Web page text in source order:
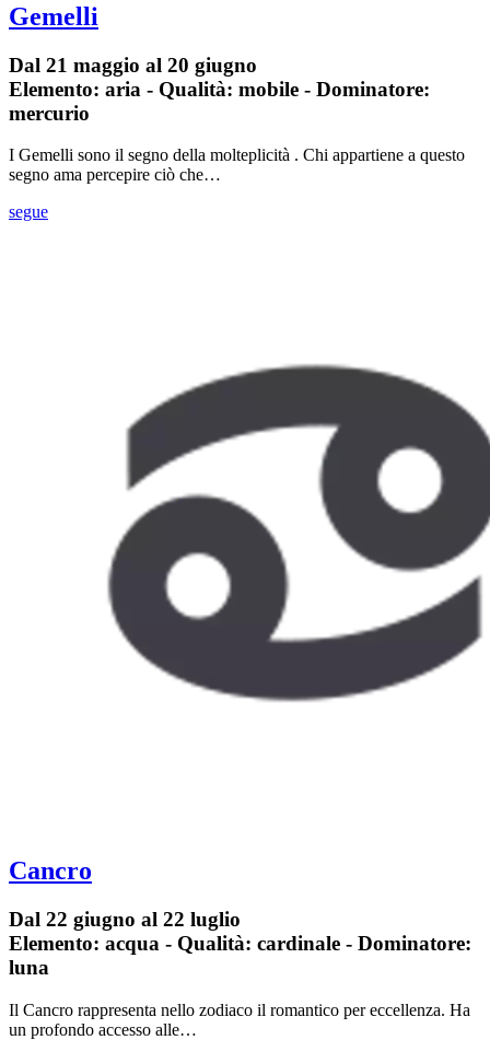
Gemelli
Dal 21 maggio al 20 giugno
Elemento: aria - Qualità: mobile - Dominatore:
mercurio
I Gemelli sono il segno della molteplicità . Chi appartiene a questo
segno ama percepire ciò che…
segue
Cancro
Dal 22 giugno al 22 luglio
Elemento: acqua - Qualità: cardinale - Dominatore:
luna
Il Cancro rappresenta nello zodiaco il romantico per eccellenza. Ha
un profondo accesso alle…